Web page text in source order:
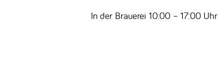
In der Brauerei 10:00 – 17:00 Uhr